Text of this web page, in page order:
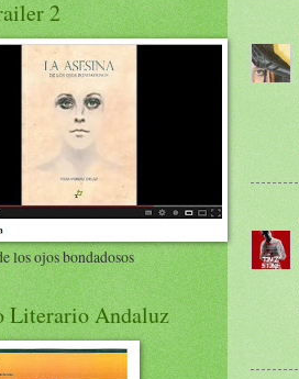
2
los ojos bondadosos
Literario Andaluz